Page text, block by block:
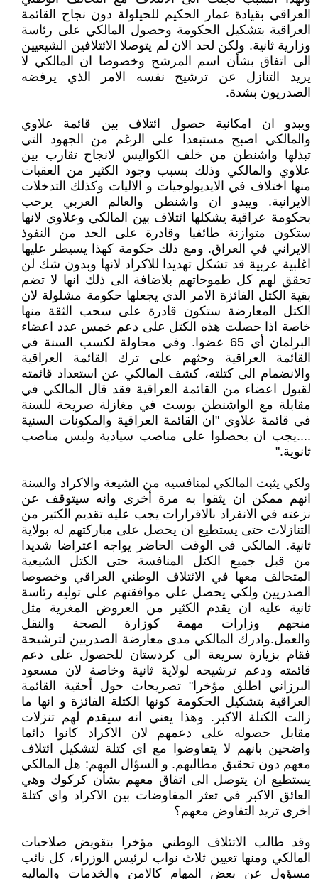
العراقي بقيادة عمار الحكيم للحيلولة دون نجاح القائمة
العراقية بتشكيل الحكومة وحصول المالكي على رئاسة
وزارية ثانية. ولكن لحد الان لم يتوصلا الائتلافين الشيعيين
الى اتفاق بشأن اسم المرشح وخصوصا ان المالكي لا
يريد التنازل عن ترشيح نفسه الامر الذي يرفضه
الصدريون بشدة.
ويبدو ان امكانية حصول ائتلاف بين قائمة علاوي
والمالكي اصبح مستبعدا على الرغم من الجهود التي
تبذلها واشنطن من خلف الكواليس لانجاح تقارب بين
علاوي والمالكي وذلك بسبب وجود الكثير من العقبات
منها اختلاف في الايديولوجيات و الاليات وكذلك التدخلات
الايرانية. ويبدو ان واشنطن والعالم العربي يرحب
بحكومة عراقية يشكلها ائتلاف بين المالكي وعلاوي لانها
ستكون متوازنة طائفيا وقادرة على الحد من النفوذ
الايراني في العراق. ومع ذلك حكومة كهذا يسيطر عليها
اغلبية عربية قد تشكل تهديدا للاكراد لانها وبدون شك لن
تحقق لهم كل طموحاتهم بلاضافة الى ذلك انها لا تضم
بقية الكتل الفائزة الامر الذي يجعلها حكومة مشلولة لان
الكتل المعارضة ستكون قادرة على سحب الثقة منها
خاصة اذا حصلت هذه الكتل على دعم خمس عدد اعضاء
البرلمان أي 65 عضوا. وفي محاولة لكسب السنة في
القائمة العراقية وحثهم على ترك القائمة العراقية
والانضمام الى كتلته، كشف المالكي عن استعداد قائمته
لقبول اعضاء من القائمة العراقية فقد قال المالكي في
مقابلة مع الواشنطن بوست في مغازلة صريحة للسنة
في قائمة علاوي "ان القائمة العراقية والمكونات السنية
....يجب ان يحصلوا على مناصب سيادية وليس مناصب
ثانوية."
ولكي يثبت المالكي لمنافسيه من الشيعة والاكراد والسنة
انهم ممكن ان يثقوا به مرة أخرى وانه سيتوقف عن
نزعته في الانفراد بالاقرارات يجب عليه تقديم الكثير من
التنازلات حتى يستطيع ان يحصل على مباركتهم له بولاية
ثانية. المالكي في الوقت الحاضر يواجه اعتراضا شديدا
من قبل جميع الكتل المنافسة حتى الكتل الشيعية
المتحالف معها في الائتلاف الوطني العراقي وخصوصا
الصدريين ولكي يحصل على موافقتهم على توليه رئاسة
ثانية عليه ان يقدم الكثير من العروض المغرية مثل
منحهم وزارات مهمة كوزارة الصحة والنقل
والعمل.وادرك المالكي مدى معارضة الصدريين لترشيحة
فقام بزيارة سريعة الى كردستان للحصول على دعم
قائمته ودعم ترشيحه لولاية ثانية وخاصة لان مسعود
البرزاني اطلق مؤخرا" تصريحات حول أحقية القائمة
العراقية بتشكيل الحكومة كونها الكتلة الفائزة و انها ما
زالت الكتلة الاكبر. وهذا يعني انه سيقدم لهم تنزلات
مقابل حصوله على دعمهم لان الاكراد كانوا دائما
واضحين بانهم لا يتفاوضوا مع اي كتلة لتشكيل ائتلاف
معهم دون تحقيق مطالبهم. و السؤال المهم: هل المالكي
يستطيع ان يتوصل الى اتفاق معهم بشأن كركوك وهي
العائق الاكبر في تعثر المفاوضات بين الاكراد واي كتلة
اخرى تريد التفاوض معهم؟
وقد طالب الاتئلاف الوطني مؤخرا بتقويض صلاحيات
المالكي ومنها تعيين ثلاث نواب لرئيس الوزراء، كل نائب
مسؤول عن بعض المهام كالامن والخدمات والماليه